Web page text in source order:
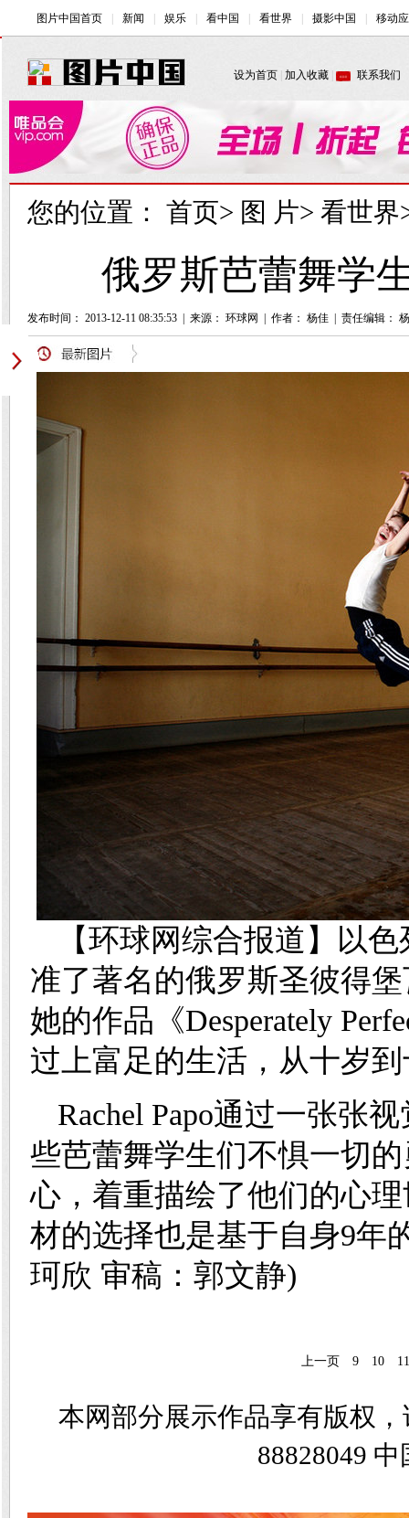
您的位置： 首页> 图 片> 看世界
俄罗斯芭蕾舞学
发布时间： 2013-12-11 08:35:53 来源： 环球网 作者： 杨佳 责任编辑：
【环球网综合报道】以
准了著名的俄罗斯圣彼得
她的作品《Desperately
过上富足的生活，从十岁
Rachel Papo通过一张张
些芭蕾舞学生们不惧一切
心，着重描绘了他们的心理
材的选择也是基于自身9年
珂欣 审稿：郭文静)
上一页 9 10 11
本网部分展示作品享有版权
88828049